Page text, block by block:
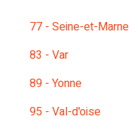
77 - Seine-et-Marne
83 - Var
89 - Yonne
95 - Val-d'oise